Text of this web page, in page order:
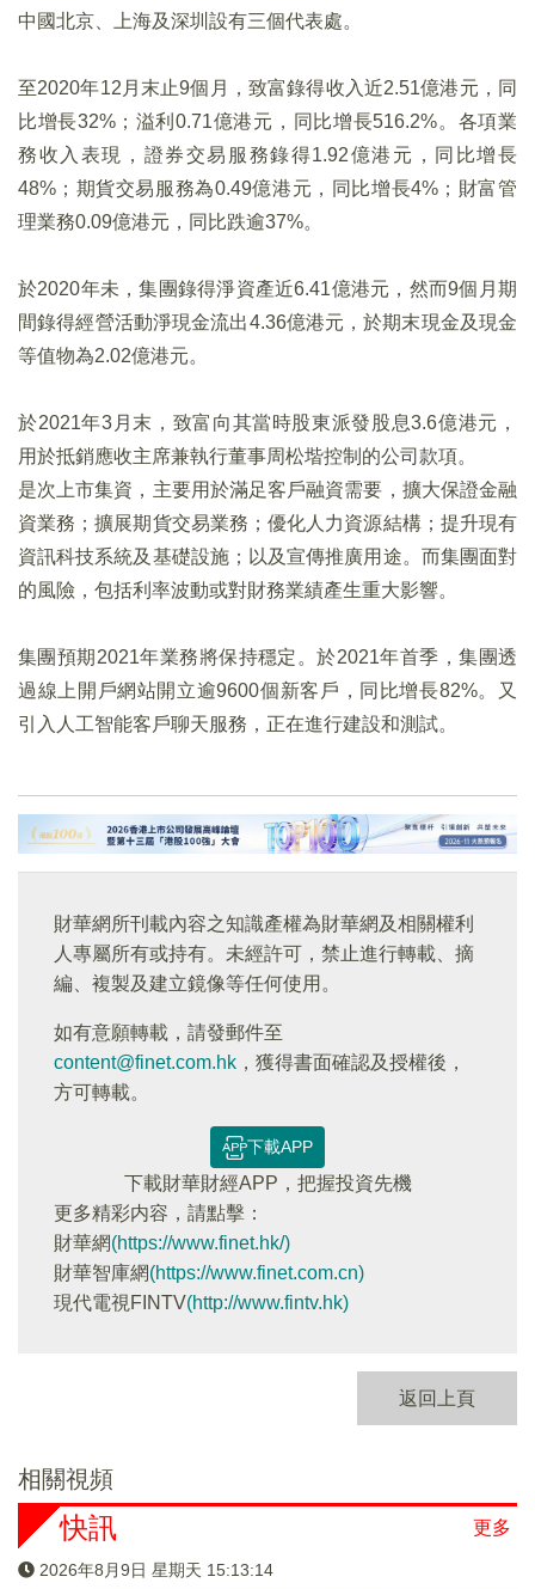
中國北京、上海及深圳設有三個代表處。
至2020年12月末止9個月，致富錄得收入近2.51億港元，同
比增長32%；溢利0.71億港元，同比增長516.2%。各項業
務收入表現，證券交易服務錄得1.92億港元，同比增長
48%；期貨交易服務為0.49億港元，同比增長4%；財富管
理業務0.09億港元，同比跌逾37%。
於2020年未，集團錄得淨資產近6.41億港元，然而9個月期
間錄得經營活動淨現金流出4.36億港元，於期末現金及現金
等值物為2.02億港元。
於2021年3月末，致富向其當時股東派發股息3.6億港元，
用於抵銷應收主席兼執行董事周松堦控制的公司款項。
是次上市集資，主要用於滿足客戶融資需要，擴大保證金融
資業務；擴展期貨交易業務；優化人力資源結構；提升現有
資訊科技系統及基礎設施；以及宣傳推廣用途。而集團面對
的風險，包括利率波動或對財務業績產生重大影響。
集團預期2021年業務將保持穩定。於2021年首季，集團透
過線上開戶網站開立逾9600個新客戶，同比增長82%。又
引入人工智能客戶聊天服務，正在進行建設和測試。
財華網所刊載內容之知識產權為財華網及相關權利
人專屬所有或持有。未經許可，禁止進行轉載、摘
編、複製及建立鏡像等任何使用。
如有意願轉載，請發郵件至
content@finet.com.hk ，獲得書面確認及授權後，
方可轉載。
下載APP
下載財華財經APP，把握投資先機
更多精彩内容，請點擊：
財華網(https://www.finet.hk/)
財華智庫網(https://www.finet.com.cn)
現代電視FINTV(http://www.fintv.hk)
返回上頁
相關視頻
更多
快訊
2026年8月9日 星期天 15:13:15